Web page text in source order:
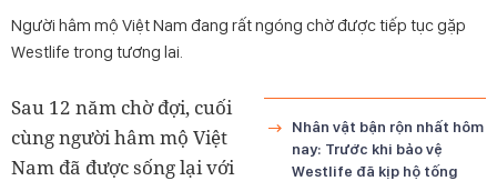
Người hâm mộ Việt Nam đang rất ngóng chờ được tiếp tục gặp
Westlife trong tương lai.
Nhân vật bận rộn nhất hôm
nay: Trước khi bảo vệ
Westlife đã kịp hộ tống
Sau 12 năm chờ đợi, cuối
cùng người hâm mộ Việt
Nam đã được sống lại với